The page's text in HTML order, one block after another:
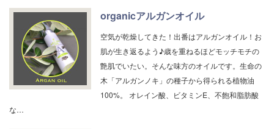
organicアルガンオイル
空気が乾燥してきた！出番はアルガンオイル！お
肌が生き返るよう♪歳を重ねるほどモッチモチの
艶肌でいたい。そんな味方のオイルです。生命の
木「アルガンノキ」の種子から得られる植物油
100%。 オレイン酸、ビタミンE、不飽和脂肪酸
な…